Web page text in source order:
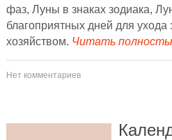
фаз, Луны в знаках зодиака,
благоприятных дней для ухода
хозяйством. Читать
Нет комментариев